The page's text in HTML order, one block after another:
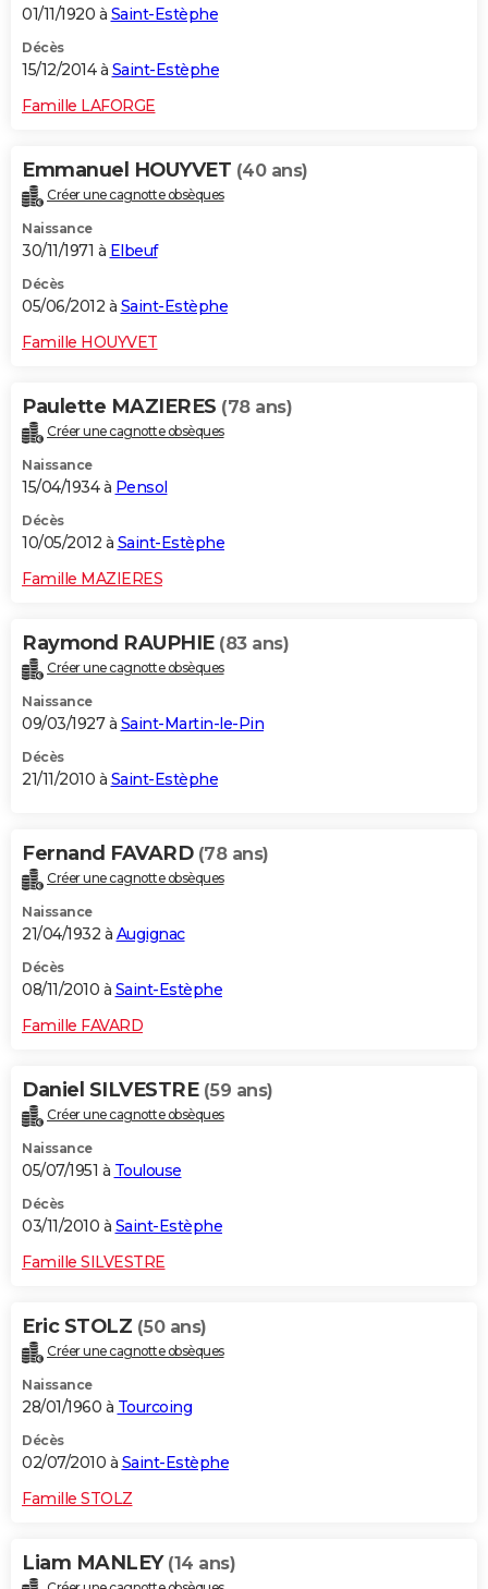
01/11/1920 à Saint-Estèphe
Décès
15/12/2014 à Saint-Estèphe
Famille LAFORGE
Emmanuel HOUYVET (40 ans)
Créer une cagnotte obsèques
Naissance
30/11/1971 à Elbeuf
Décès
05/06/2012 à Saint-Estèphe
Famille HOUYVET
Paulette MAZIERES (78 ans)
Créer une cagnotte obsèques
Naissance
15/04/1934 à Pensol
Décès
10/05/2012 à Saint-Estèphe
Famille MAZIERES
Raymond RAUPHIE (83 ans)
Créer une cagnotte obsèques
Naissance
09/03/1927 à Saint-Martin-le-Pin
Décès
21/11/2010 à Saint-Estèphe
Fernand FAVARD (78 ans)
Créer une cagnotte obsèques
Naissance
21/04/1932 à Augignac
Décès
08/11/2010 à Saint-Estèphe
Famille FAVARD
Daniel SILVESTRE (59 ans)
Créer une cagnotte obsèques
Naissance
05/07/1951 à Toulouse
Décès
03/11/2010 à Saint-Estèphe
Famille SILVESTRE
Eric STOLZ (50 ans)
Créer une cagnotte obsèques
Naissance
28/01/1960 à Tourcoing
Décès
02/07/2010 à Saint-Estèphe
Famille STOLZ
Liam MANLEY (14 ans)